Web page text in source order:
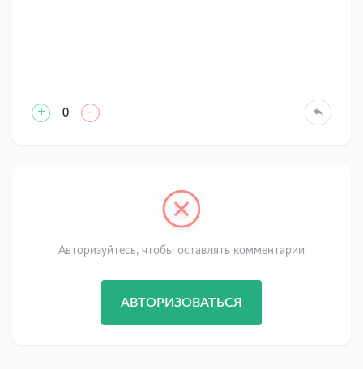
+ 0 -
Авторизуйтесь, чтобы оставлять комментарии
АВТОРИЗОВАТЬСЯ